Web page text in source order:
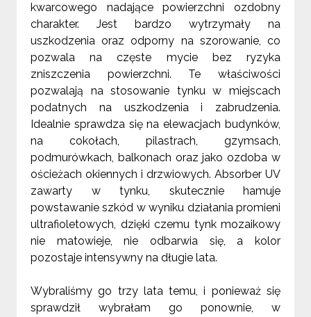
kwarcowego nadające powierzchni ozdobny
charakter. Jest bardzo wytrzymały na
uszkodzenia oraz odporny na szorowanie, co
pozwala na częste mycie bez ryzyka
zniszczenia powierzchni. Te właściwości
pozwalają na stosowanie tynku w miejscach
podatnych na uszkodzenia i zabrudzenia.
Idealnie sprawdza się na elewacjach budynków,
na cokołach, pilastrach, gzymsach,
podmurówkach, balkonach oraz jako ozdoba w
ościeżach okiennych i drzwiowych. Absorber UV
zawarty w tynku, skutecznie hamuje
powstawanie szkód w wyniku działania promieni
ultrafioletowych, dzięki czemu tynk mozaikowy
nie matowieje, nie odbarwia się, a kolor
pozostaje intensywny na długie lata.
Wybraliśmy go trzy lata temu, i ponieważ się
sprawdził wybrałam go ponownie, w